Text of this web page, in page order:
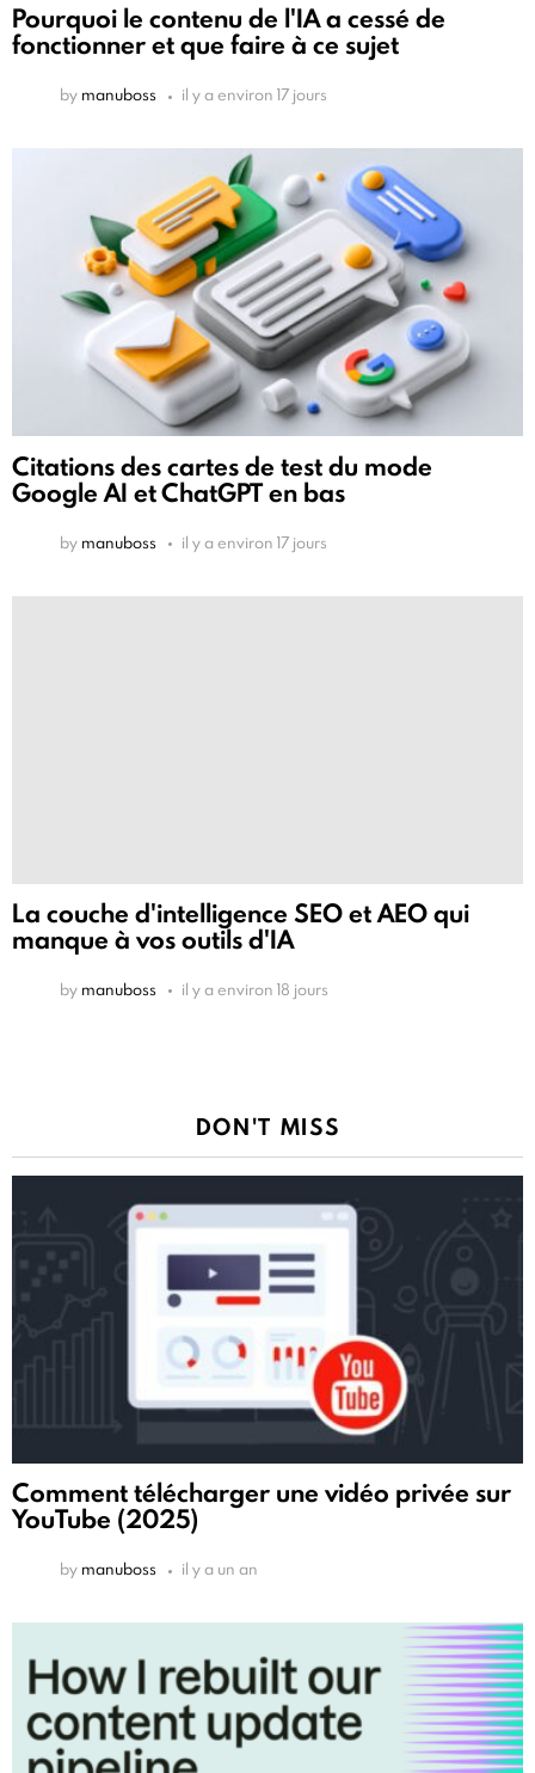
Pourquoi le contenu de l'IA a cessé de
fonctionner et que faire à ce sujet
by manuboss il y a environ 17 jours
Citations des cartes de test du mode
Google AI et ChatGPT en bas
by manuboss il y a environ 17 jours
La couche d'intelligence SEO et AEO qui
manque à vos outils d'IA
by manuboss il y a environ 18 jours
DON'T MISS
Comment télécharger une vidéo privée sur
YouTube (2025)
by manuboss il y a un an